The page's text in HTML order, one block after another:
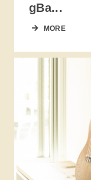
gBa...
MORE